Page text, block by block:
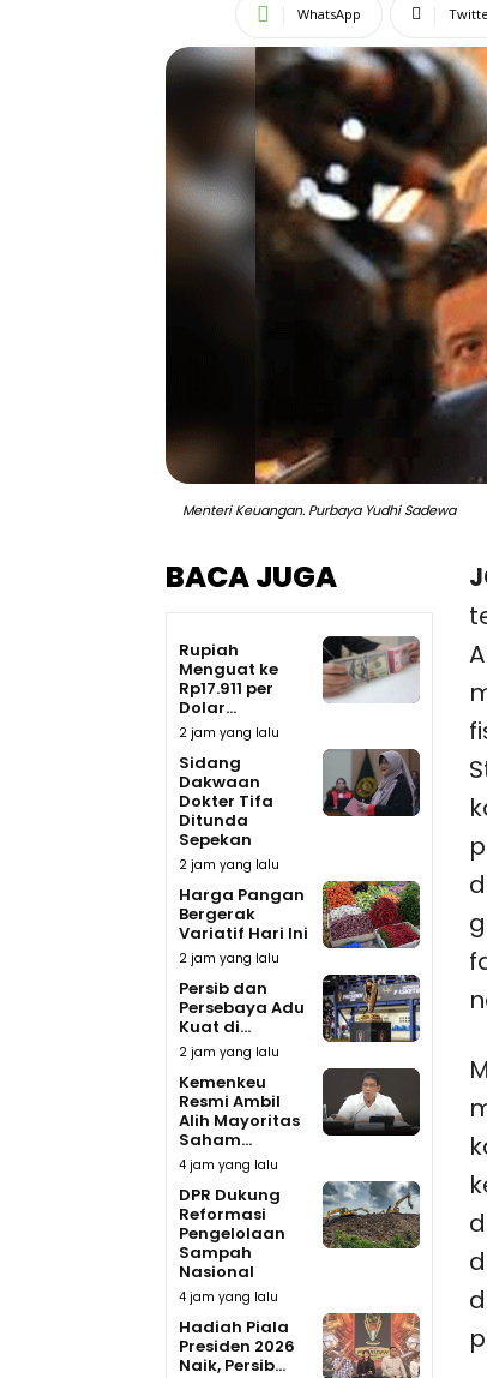
WhatsApp
Menteri Keuangan. Purbaya Yudhi Sadewa
BACA JUGA
Rupiah
Menguat ke
Rp17.911 per
Dolar...
2 jam yang lalu
Sidang
Dakwaan
Dokter Tifa
Ditunda
Sepekan
2 jam yang lalu
Harga Pangan
Bergerak
Variatif Hari Ini
2 jam yang lalu
Persib dan
Persebaya Adu
Kuat di...
2 jam yang lalu
Kemenkeu
Resmi Ambil
Alih Mayoritas
Saham...
4 jam yang lalu
DPR Dukung
Reformasi
Pengelolaan
Sampah
Nasional
4 jam yang lalu
Hadiah Piala
Presiden 2026
Naik, Persib...